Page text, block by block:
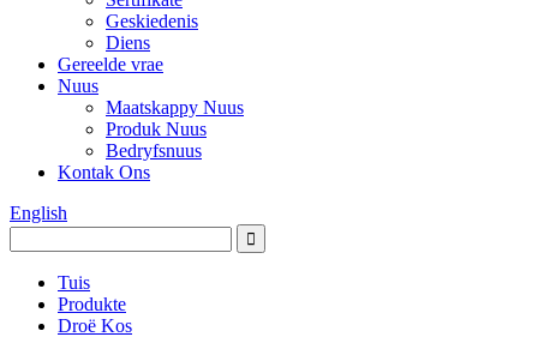
Geskiedenis
Diens
Gereelde vrae
Nuus
Maatskappy Nuus
Produk Nuus
Bedryfsnuus
Kontak Ons
English
Tuis
Produkte
Droë Kos